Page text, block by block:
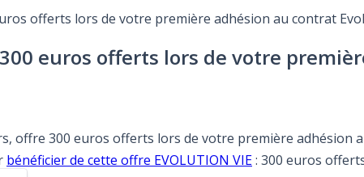
offerts lors de votre première adhésion au contrat
euros offerts lors de votre
offre 300 euros offerts lors de votre première adhésion
bénéficier de cette offre EVOLUTION VIE: 300 euros